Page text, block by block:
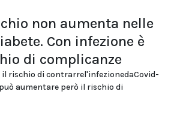
non aumenta nelle
Con infezione è
di complicanze
rischio di contrarrel'infezionedaCovid-
aumentare però il rischio di